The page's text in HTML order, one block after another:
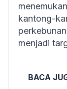
kantong-
menjadi
BACA